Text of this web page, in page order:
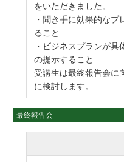
をいただきました。
・聞き手に効果的な
ること
・ビジネスプランが
の提示すること
受講生は最終報告会に
に検討します。
最終報告会